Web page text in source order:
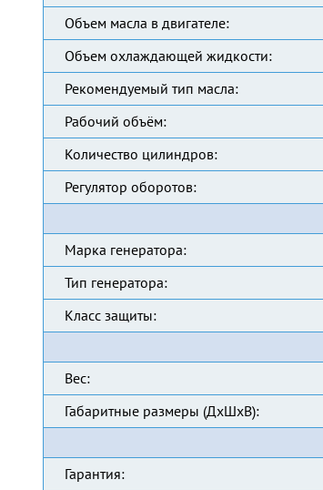
Объем масла в двигателе:
Объем охлаждающей жидкости:
Рекомендуемый тип масла:
Рабочий объём:
Количество цилиндров:
Регулятор оборотов:
Марка генератора:
Тип генератора:
Класс защиты:
Вес:
Габаритные размеры (ДхШхВ):
Гарантия: